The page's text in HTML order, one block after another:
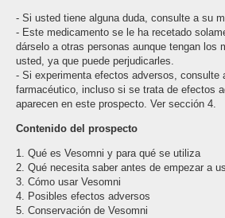
- Si usted tiene alguna duda, consulte a su
- Este medicamento se le ha recetado
dárselo a otras personas aunque tengan los
usted, ya que puede perjudicarles.
- Si experimenta efectos adversos, consulte
farmacéutico, incluso si se trata de efectos
aparecen en este prospecto. Ver sección 4.
Contenido del prospecto
1. Qué es Vesomni y para qué se utiliza
2. Qué necesita saber antes de empezar a
3. Cómo usar Vesomni
4. Posibles efectos adversos
5. Conservación de Vesomni